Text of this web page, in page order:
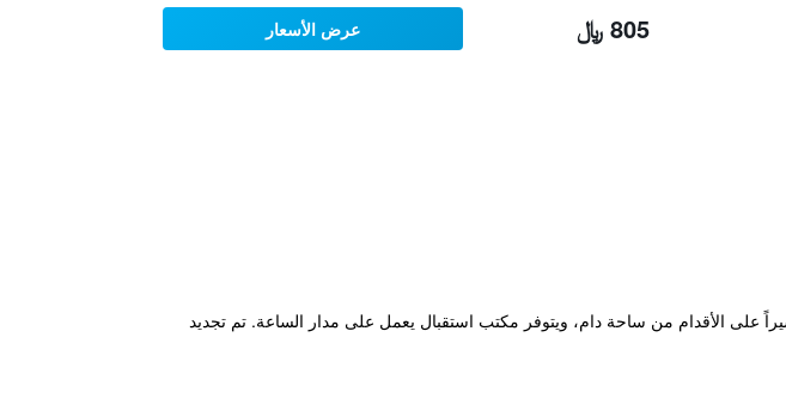
805 ﷼ عرض الأسعار
ترام سباو في وسط أمستردام، على بعد 5 دقائق فقط سيراً على الأقدام من ساحة دام، ويتوفر مكتب استقبال يعمل على مدار الساعة. تم تجديد